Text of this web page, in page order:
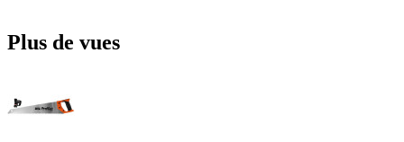
Plus de vues